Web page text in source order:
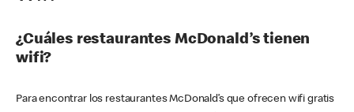
¿Cuáles restaurantes McDonald’s tienen
wifi?
Para encontrar los restaurantes McDonald’s que ofrecen wifi gratis